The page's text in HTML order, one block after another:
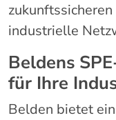
industrielle
Beldens
für Ihre
Belden bietet